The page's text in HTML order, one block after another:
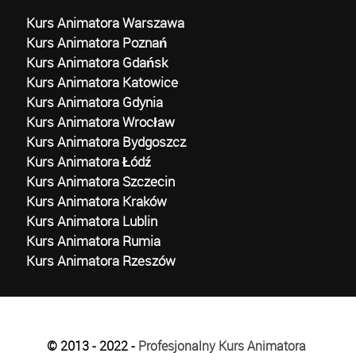
Kurs Animatora Warszawa
Kurs Animatora Poznań
Kurs Animatora Gdańsk
Kurs Animatora Katowice
Kurs Animatora Gdynia
Kurs Animatora Wrocław
Kurs Animatora Bydgoszcz
Kurs Animatora Łódź
Kurs Animatora Szczecin
Kurs Animatora Kraków
Kurs Animatora Lublin
Kurs Animatora Rumia
Kurs Animatora Rzeszów
© 2013 - 2022 - Profesjonalny Kurs Animatora